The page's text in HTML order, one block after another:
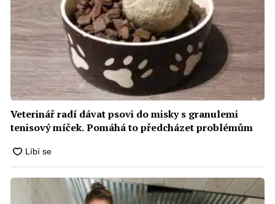
Veterinář radí dávat psovi do misky s granulemi
tenisový míček. Pomáhá to předcházet problémům